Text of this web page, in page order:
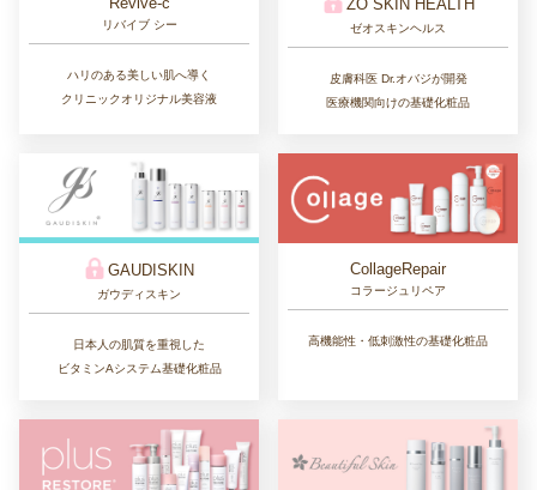
リバイブ シー
ハリのある美しい肌へ導く
クリニックオリジナル美容液
ZO SKIN HEALTH
ゼオスキンヘルス
皮膚科医 Dr.オバジが開発
医療機関向けの基礎化粧品
GAUDISKIN
ガウディスキン
日本人の肌質を重視した
ビタミンAシステム基礎化粧品
CollageRepair
コラージュリペア
高機能性・低刺激性の基礎化粧品